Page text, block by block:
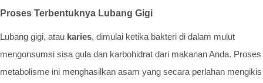
Proses Terbentuknya Lubang Gigi
Lubang gigi, atau karies, dimulai ketika bakteri di dalam mulut
mengonsumsi sisa gula dan karbohidrat dari makanan Anda. Proses
metabolisme ini menghasilkan asam yang secara perlahan mengikis